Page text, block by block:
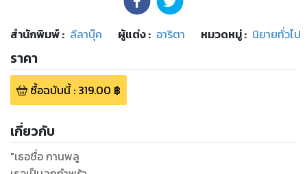
สำนักพิมพ์: ลีลาบุ๊ค ผู้แต่ง : อาริตา หมวดหมู่: นิยายทั่วไป
ราคา
ซื้อฉบับนี้: 319.00 ฿
เกี่ยวกับ
"เธอชื่อ กานพลู